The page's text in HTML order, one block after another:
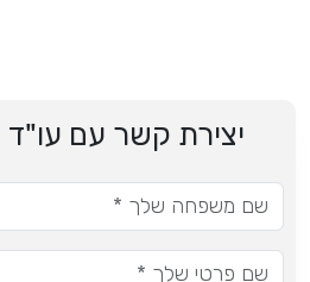
יצירת קשר עם